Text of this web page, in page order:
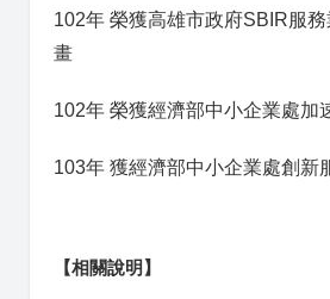
102年 榮獲高雄市政府SBIR服
畫
102年 榮獲經濟部中小企業處加
103年 獲經濟部中小企業處創新
【相關說明】